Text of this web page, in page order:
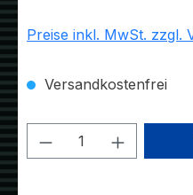
Preise inkl. MwSt. zzgl.
Versandkostenfrei
Produkt